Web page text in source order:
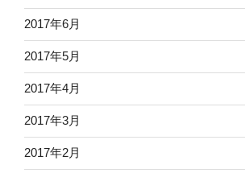
2017年6月
2017年5月
2017年4月
2017年3月
2017年2月